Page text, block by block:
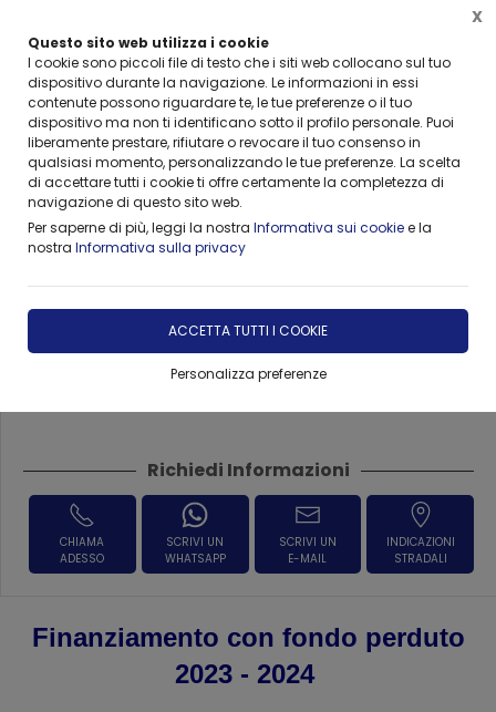
Questo sito web utilizza i cookie
I cookie sono piccoli file di testo che i siti web collocano sul tuo
dispositivo durante la navigazione. Le informazioni in essi
contenute possono riguardare te, le tue preferenze o il tuo
dispositivo ma non ti identificano sotto il profilo personale. Puoi
liberamente prestare, rifiutare o revocare il tuo consenso in
qualsiasi momento, personalizzando le tue preferenze. La scelta
di accettare tutti i cookie ti offre certamente la completezza di
navigazione di questo sito web.
Per saperne di più, leggi la nostra Informativa sui cookiee la
nostra Informativa sulla privacy
ACCETTA TUTTI I COOKIE
Personalizza preferenze
X
Home CONSULTING SELEZIONE PERSONALE
Finanziamenti 100% con fondo
perduto 2024-2025
Richiedi Informazioni
CHIAMA
ADESSO
SCRIVI UN
WHATSAPP
SCRIVI UN
E-MAIL
INDICAZIONI
STRADALI
Finanziamento con fondo perduto
2023 - 2024